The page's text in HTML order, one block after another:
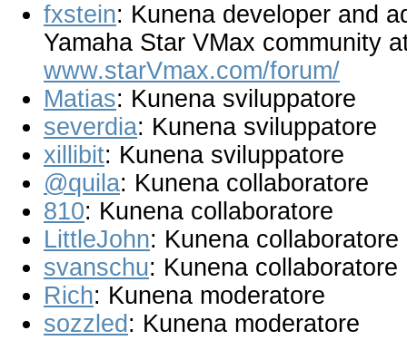
fxstein: Kunena developer and
Yamaha Star VMax community
www.starVmax.com/forum/
Matias: Kunena sviluppatore
severdia: Kunena sviluppatore
xillibit: Kunena sviluppatore
@quila: Kunena collaboratore
810: Kunena collaboratore
LittleJohn: Kunena collaboratore
svanschu: Kunena collaboratore
Rich: Kunena moderatore
sozzled : Kunena moderatore